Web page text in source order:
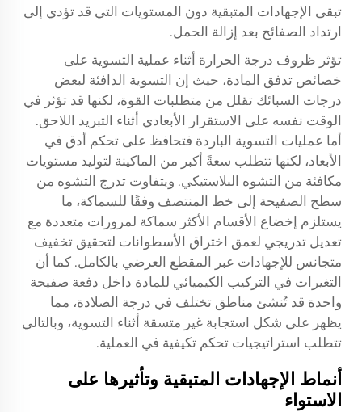
تبقى الإجهادات المتبقية دون المستويات التي قد تؤدي إلى
ارتداد الصفائح بعد إزالة الحمل.
تؤثر ظروف درجة الحرارة أثناء عملية التسوية على
خصائص تدفق المادة، حيث إن التسوية الدافئة لبعض
درجات السبائك تقلل من متطلبات القوة، لكنها قد تؤثر في
الوقت نفسه على الاستقرار الأبعادي أثناء التبريد اللاحق.
أما عمليات التسوية الباردة فتحافظ على تحكم أدق في
الأبعاد، لكنها تتطلب سعةً أكبر من الماكينة لتوليد مستويات
مكافئة من التشوه البلاستيكي. ويتفاوت تدرج التشوه من
سطح الصفيحة إلى خط المنتصف وفقًا للسماكة، ما
يستلزم إخضاع الأقسام الأكثر سماكة لمرورات متعددة مع
تعديل تدريجي لعمق اختراق الأسطوانات لتحقيق تخفيف
متجانس للإجهادات عبر المقطع العرضي بالكامل. كما أن
التغيرات في التركيب الكيميائي للمادة داخل دفعة صفيحة
واحدة قد تُنشئ مناطق تختلف في درجة الصلادة، مما
يظهر على شكل استجابة غير متسقة أثناء التسوية، وبالتالي
تتطلب استراتيجيات تحكم تكيفية في العملية.
أنماط الإجهادات المتبقية وتأثيرها على
الاستواء